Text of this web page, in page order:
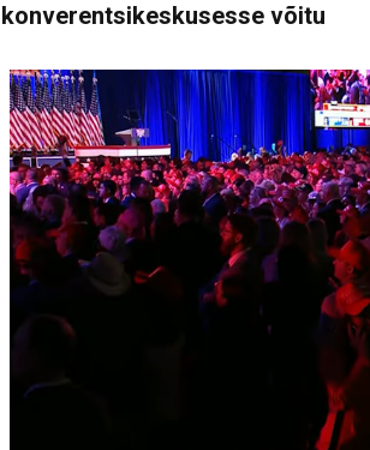
konverentsikeskusesse võitu